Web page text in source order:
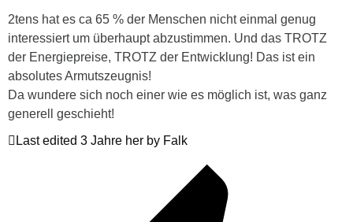
2tens hat es ca 65 % der Menschen nicht einmal genug
interessiert um überhaupt abzustimmen. Und das TROTZ
der Energiepreise, TROTZ der Entwicklung! Das ist ein
absolutes Armutszeugnis!
Da wundere sich noch einer wie es möglich ist, was ganz
generell geschieht!
Last edited 3 Jahre her by Falk